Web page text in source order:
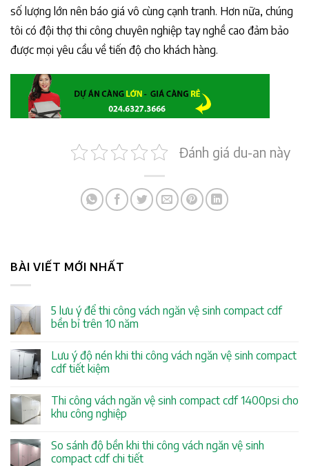
số lượng lớn nên báo giá vô cùng cạnh tranh. Hơn nữa, chúng
tôi có đội thợ thi công chuyên nghiệp tay nghề cao đảm bảo
được mọi yêu cầu về tiến độ cho khách hàng.
Đánh giá du-an này
BÀI VIẾT MỚI NHẤT
5 lưu ý để thi công vách ngăn vệ sinh compact cdf
bền bỉ trên 10 năm
Lưu ý độ nén khi thi công vách ngăn vệ sinh compact
cdf tiết kiệm
Thi công vách ngăn vệ sinh compact cdf 1400psi cho
khu công nghiệp
So sánh độ bền khi thi công vách ngăn vệ sinh
compact cdf chi tiết